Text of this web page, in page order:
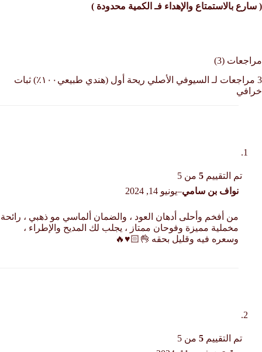
( سارع بالاستمتاع والإهداء فـ الكمية محدودة )
مراجعات (3)
3 مراجعات لـ
السيوفي الأصلي ريحة أول (هندي طبيعي١٠٠٪؜) ثبات
خرافي
تم التقييم 5من 5
نواف بن سامي–يونيو 14, 2024
من أفخم وأحلى أدهان العود ، والضمان ألماسي مو ذهبي ، رائحة
مخملية مميزة وفوحان ممتاز ، يجلب لك المديح والإطراء ،
وسعره فيه وقليل بحقه 👌🏻♥️🔥
تم التقييم 5من 5